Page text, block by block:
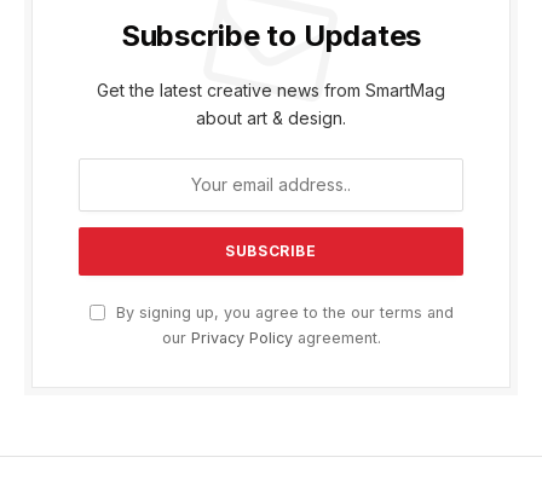
Subscribe to Updates
Get the latest creative news from SmartMag
about art & design.
By signing up, you agree to the our terms and
our Privacy Policyagreement.